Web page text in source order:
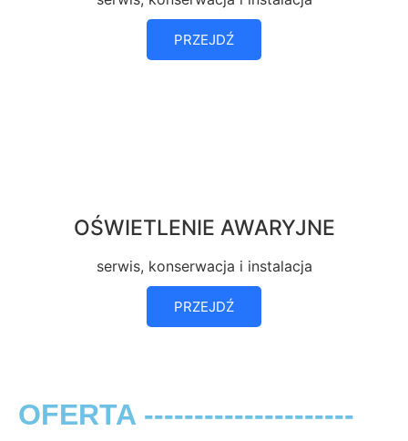
PRZEJDŹ
OŚWIETLENIE AWARYJNE
serwis, konserwacja i instalacja
PRZEJDŹ
OFERTA ---------------------